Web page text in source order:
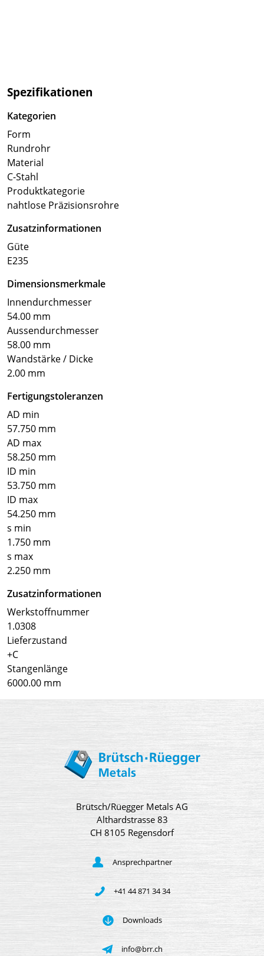
Spezifikationen
Kategorien
Form
Rundrohr
Material
C-Stahl
Produktkategorie
nahtlose Präzisionsrohre
Zusatzinformationen
Güte
E235
Dimensionsmerkmale
Innendurchmesser
54.00 mm
Aussendurchmesser
58.00 mm
Wandstärke / Dicke
2.00 mm
Fertigungstoleranzen
AD min
57.750 mm
AD max
58.250 mm
ID min
53.750 mm
ID max
54.250 mm
s min
1.750 mm
s max
2.250 mm
Zusatzinformationen
Werkstoffnummer
1.0308
Lieferzustand
+C
Stangenlänge
6000.00 mm
Brütsch/Rüegger Metals AG
Althardstrasse 83
CH 8105 Regensdorf
Ansprechpartner
+41 44 871 34 34
Downloads
info@brr.ch